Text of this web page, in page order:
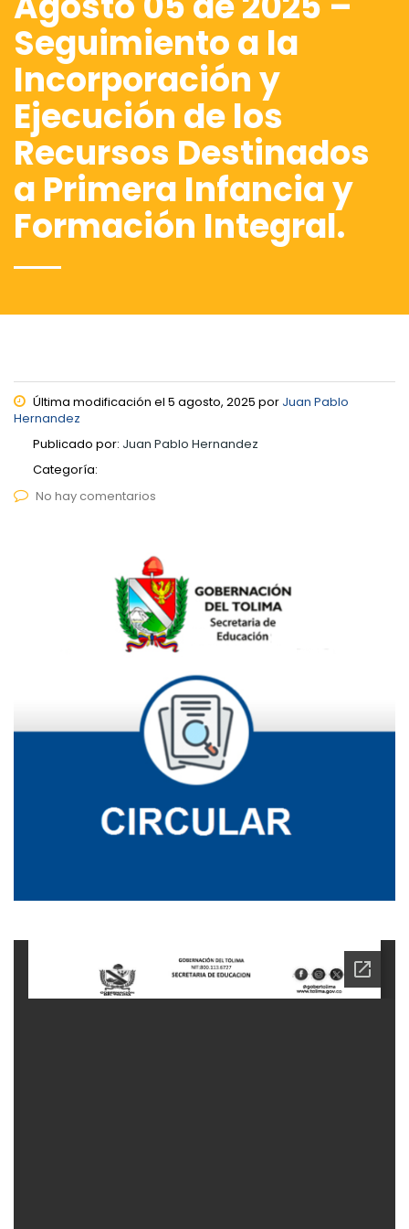
Seguimiento a la
Incorporación y
Ejecución de los
Recursos Destinados
a Primera Infancia y
Formación Integral.
Última modificación el 5 agosto, 2025 por Juan Pablo
Hernandez
Publicado por: Juan Pablo Hernandez
Categoría:
No hay comentarios